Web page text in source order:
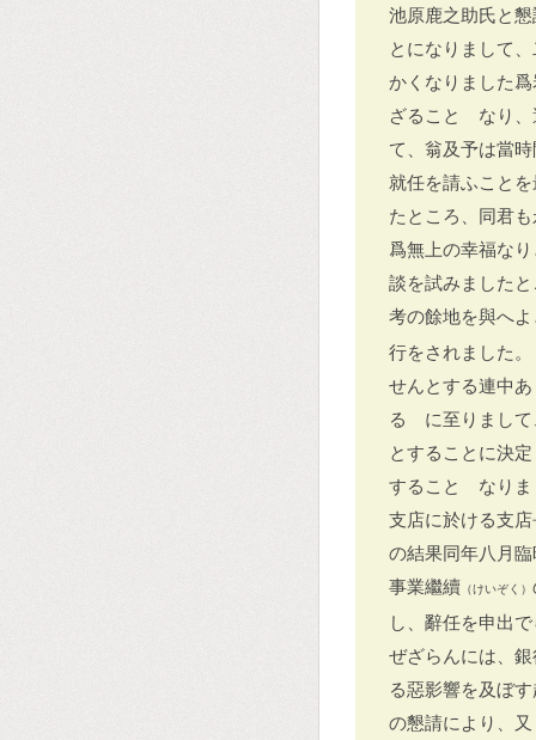
池原鹿之助氏と
とになりまして
かくなりました
ざることゝなり
て、翁及予は當
就任を請ふこと
たところ、同君
爲無上の幸福な
談を試みました
考の餘地を與へ
行をされました
せんとする連中
るゝに至りまし
とすることに決
することゝなり
支店に於ける支
の結果同年八月
事業繼續 （けいぞく）
し、辭任を申出
ぜざらんには、
る惡影響を及ぼ
の懇請により、